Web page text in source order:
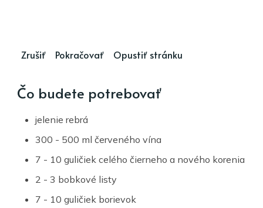
Čo budete potrebovať
jelenie rebrá
300 - 500 ml červeného vína
7 - 10 guličiek celého čierneho a nového korenia
2 - 3 bobkové listy
7 - 10 guličiek borievok